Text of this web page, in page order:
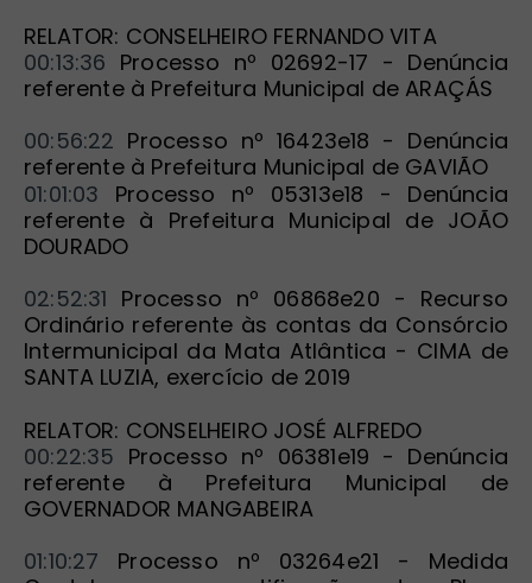
RELATOR: CONSELHEIRO FERNANDO VITA
00:13:36 Processo nº 02692-17 - Denúncia
referente à Prefeitura Municipal de ARAÇÁS
00:56:22 Processo nº 16423e18 - Denúncia
referente à Prefeitura Municipal de GAVIÃO
01:01:03 Processo nº 05313e18 - Denúncia
referente à Prefeitura Municipal de JOÃO
DOURADO
02:52:31 Processo nº 06868e20 - Recurso
Ordinário referente às contas da Consórcio
Intermunicipal da Mata Atlântica - CIMA de
SANTA LUZIA, exercício de 2019
RELATOR: CONSELHEIRO JOSÉ ALFREDO
00:22:35 Processo nº 06381e19 - Denúncia
referente à Prefeitura Municipal de
GOVERNADOR MANGABEIRA
01:10:27 Processo nº 03264e21 - Medida